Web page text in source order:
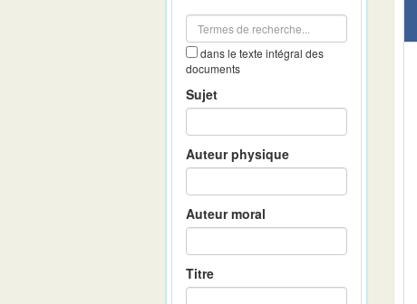
dans le texte intégral des
documents
Sujet
Auteur physique
Auteur moral
Titre